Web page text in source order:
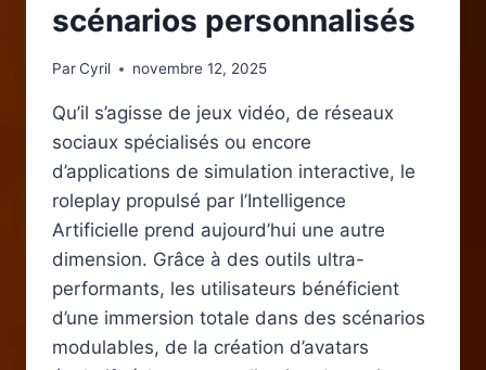
scénarios personnalisés
ParCyril novembre 12, 2025
Qu’il s’agisse de jeux vidéo, de réseaux
sociaux spécialisés ou encore
d’applications de simulation interactive, le
roleplay propulsé par l’Intelligence
Artificielle prend aujourd’hui une autre
dimension. Grâce à des outils ultra-
performants, les utilisateurs bénéficient
d’une immersion totale dans des scénarios
modulables, de la création d’avatars